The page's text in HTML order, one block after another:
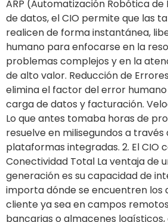
ARP (Automatización Robótica de
de datos, el CIO permite que las
realicen de forma instantánea,
humano para enfocarse en la
problemas complejos y en la
de alto valor. Reducción de
elimina el factor del error
carga de datos y facturación.
Lo que antes tomaba horas de
resuelve en milisegundos a través
plataformas integradas. 2. El CIO
Conectividad Total La ventaja de
generación es su capacidad de
importa dónde se encuentren los
cliente ya sea en campos
bancarias o almacenes